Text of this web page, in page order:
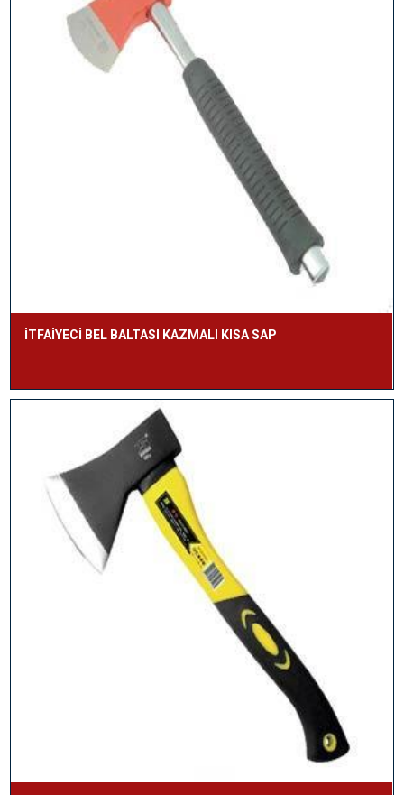
İTFAİYECİ BEL BALTASI KAZMALI KISA SAP